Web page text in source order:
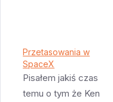
Przetasowania w
SpaceX
Pisałem jakiś czas
temu o tym że Ken